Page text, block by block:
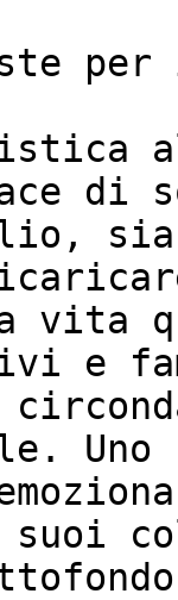
di
vita
e
Uno
suoi